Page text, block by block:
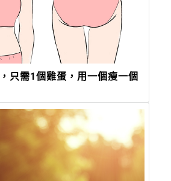
只需1個雞蛋，用一個瘦一個